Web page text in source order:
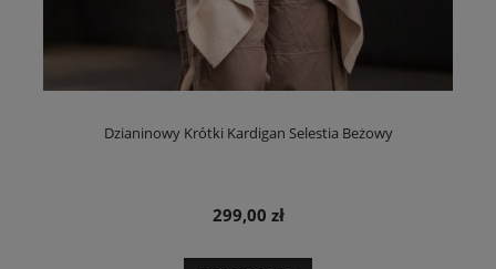
Dzianinowy Krótki Kardigan Selestia Beżowy
299,00 zł